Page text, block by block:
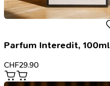
Parfum Interedit, 100ml
CHF29.90